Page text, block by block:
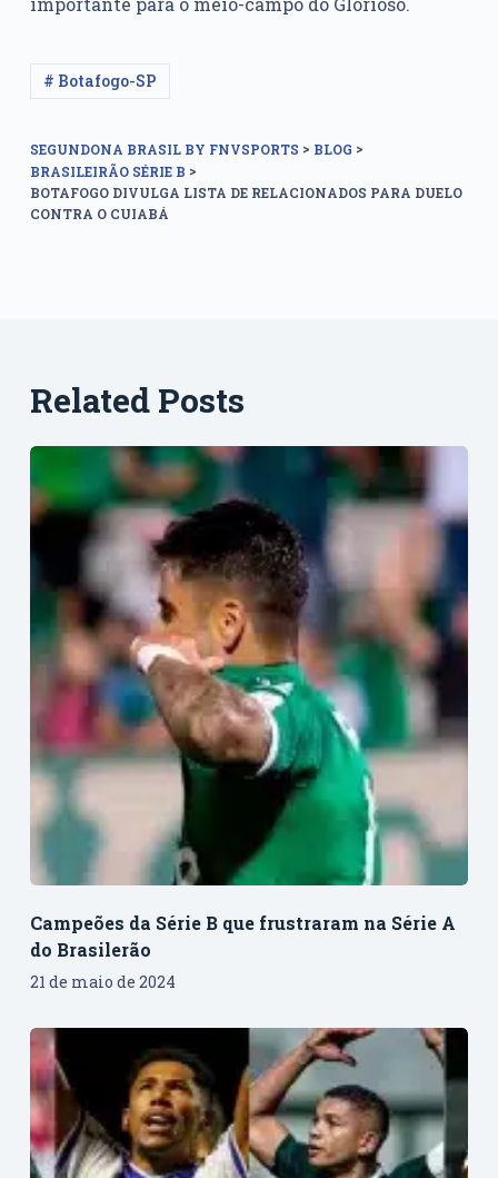
# Botafogo-SP
SEGUNDONA BRASIL BY FNVSPORTS > BLOG >
BRASILEIRÃO SÉRIE B >
BOTAFOGO DIVULGA LISTA DE RELACIONADOS PARA DUELO
CONTRA O CUIABÁ
Related Posts
Campeões da Série B que frustraram na Série A
do Brasilerão
21 de maio de 2024